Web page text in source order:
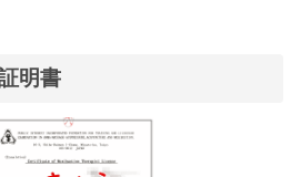
明書